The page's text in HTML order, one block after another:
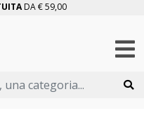
DA € 59,00